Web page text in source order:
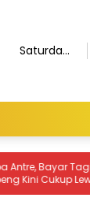
Saturday,
Tim